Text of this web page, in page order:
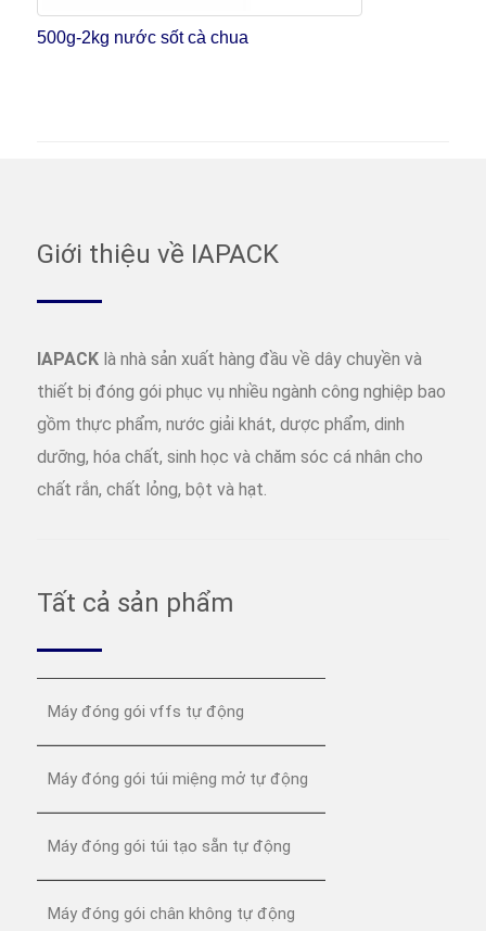
500g-2kg nước sốt cà chua
Giới thiệu về IAPACK
IAPACK là nhà sản xuất hàng đầu về dây chuyền và
thiết bị đóng gói phục vụ nhiều ngành công nghiệp bao
gồm thực phẩm, nước giải khát, dược phẩm, dinh
dưỡng, hóa chất, sinh học và chăm sóc cá nhân cho
chất rắn, chất lỏng, bột và hạt.
Tất cả sản phẩm
Máy đóng gói vffs tự động
Máy đóng gói túi miệng mở tự động
Máy đóng gói túi tạo sẵn tự động
Máy đóng gói chân không tự động